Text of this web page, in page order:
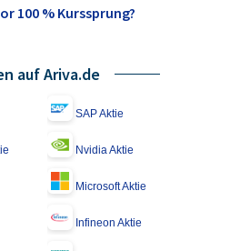
100 % Kurssprung?
auf Ariva.de
SAP Aktie
Nvidia Aktie
Microsoft Aktie
Infineon Aktie